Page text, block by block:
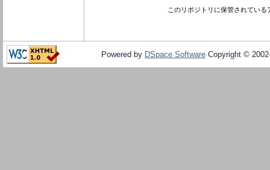
このリポジトリに保管されてい
Powered by DSpace Software Copyright ©